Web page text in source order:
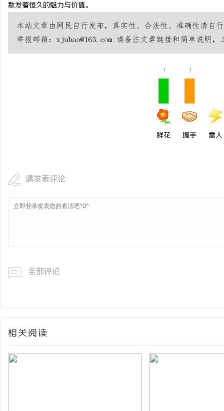
散发着恒久的魅力与价值。
1
鲜花
1
握手 雷人
请发表评论
全部评论
相关阅读
麻花影视：打造中国喜